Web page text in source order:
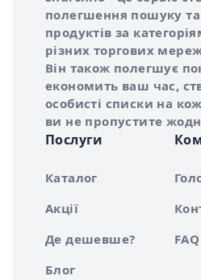
полегшення пошуку та
продуктів за
різних торгових
Він також полегшує
економить ваш час,
особисті списки на
ви не пропустите
Послуги
Каталог
Акції
Де дешевше?
Блог
FAQ